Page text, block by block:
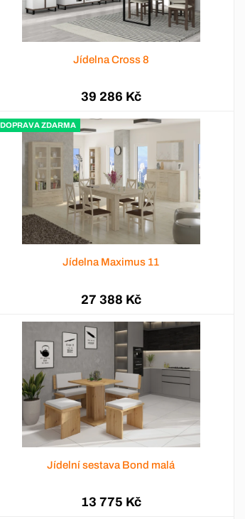
Jídelna Cross 8
39 286 Kč
DOPRAVA ZDARMA
Jídelna Maximus 11
27 388 Kč
Jídelní sestava Bond malá
13 775 Kč